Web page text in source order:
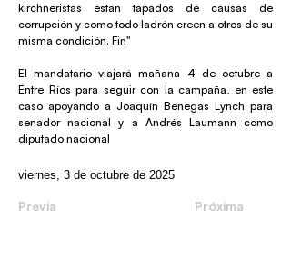
kirchneristas están tapados de causas de
corrupción y como todo ladrón creen a otros de su
misma condición. Fin"
El mandatario viajará mañana 4 de octubre a
Entre Ríos para seguir con la campaña, en este
caso apoyando a Joaquín Benegas Lynch para
senador nacional y a Andrés Laumann como
diputado nacional
viernes, 3 de octubre de 2025
Previa Próxima